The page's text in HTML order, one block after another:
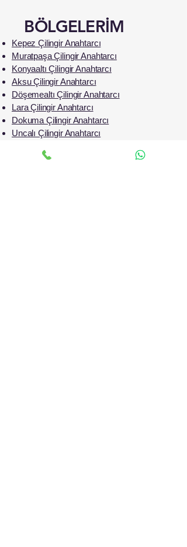
BÖLGELERİM
Kepez Çilingir Anahtarcı
Muratpaşa Çilingir Anahtarcı
Konyaaltı Çilingir Anahtarcı
Aksu Çilingir Anahtarcı
Döşemealtı Çilingir Anahtarcı
Lara Çilingir Anahtarcı
Dokuma Çilingir Anahtarcı
Uncalı Çilingir Anahtarcı
Siteler Çilingir Anahtarcı